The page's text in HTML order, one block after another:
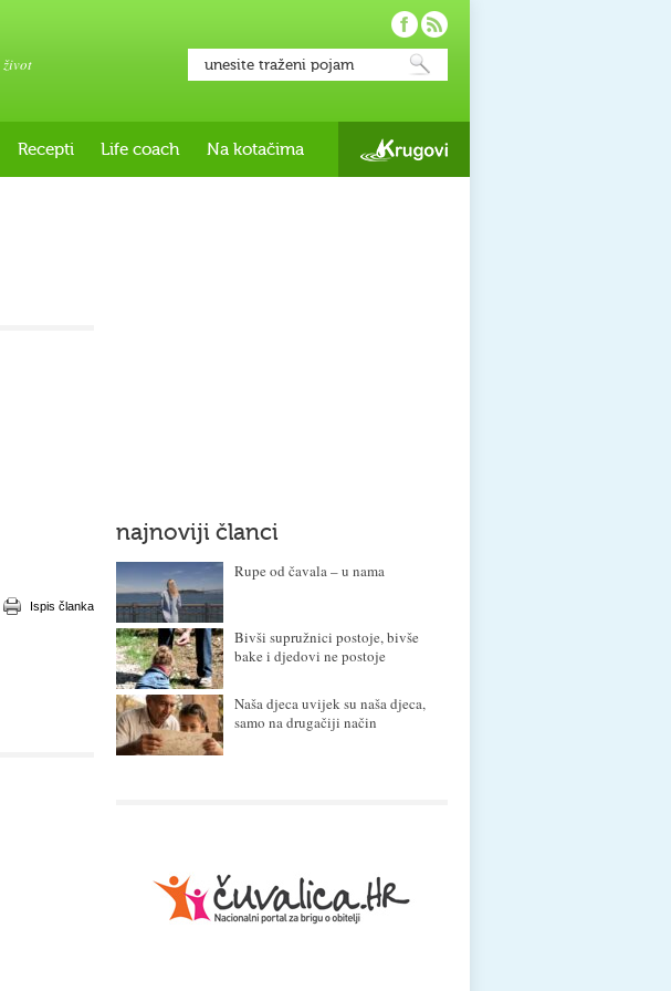
život
Recepti Life coach Na kotačima
Ispis članka
najnoviji članci
Rupe od čavala – u nama
Bivši supružnici postoje, bivše
bake i djedovi ne postoje
Naša djeca uvijek su naša djeca,
samo na drugačiji način